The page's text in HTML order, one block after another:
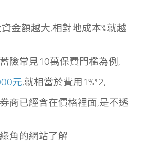
金額越大,相對地成本%就越
險常見10萬保費門檻為例,
元,就相當於費用1%*2,
商已經含在價格裡面,是不透
角的網站了解